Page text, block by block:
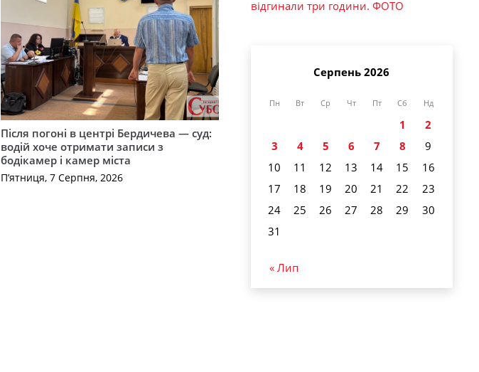
Після погоні в центрі Бердичева — суд:
водій хоче отримати записи з
бодікамер і камер міста
П’ятниця, 7 Серпня, 2026
відгинали три години. ФОТО
Серпень 2026
Пн Вт Ср Чт Пт Сб Нд
1
2
3
4 5 6 7 8
9
10
11 12 13 14 15
16
17
18 19 20 21 22
23
24
25 26 27 28 29
30
31
« Лип